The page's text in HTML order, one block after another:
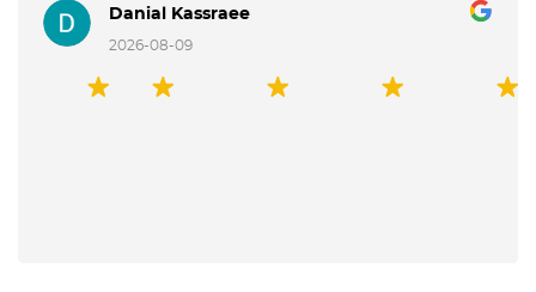
Danial Kassraee
2026-08-09